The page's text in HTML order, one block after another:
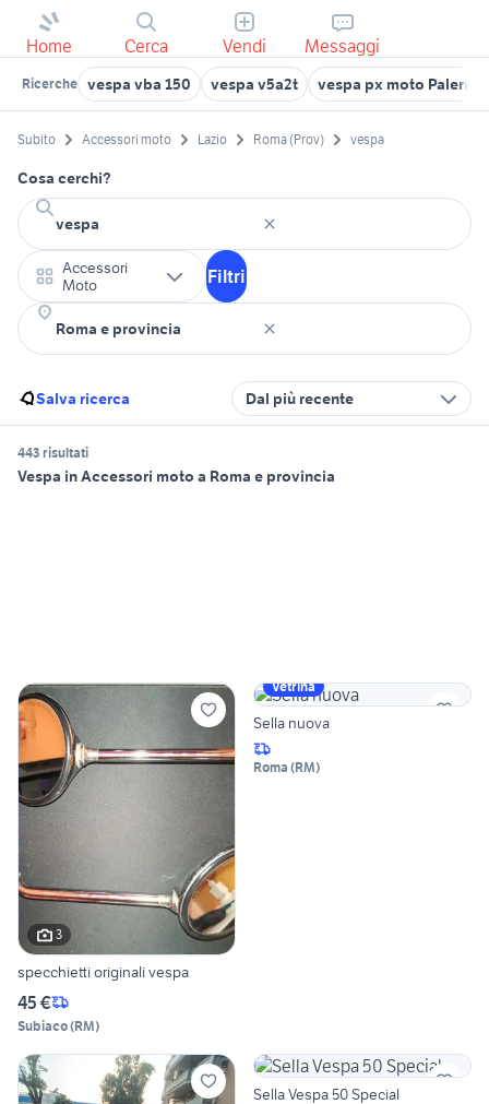
Home Cerca Vendi Messaggi
Ricerche vespa vba 150 vespa v5a2t vespa px moto
Subito Accessori moto Lazio Roma (Prov) vespa
Cosa cerchi?
Accessori
Moto
Filtri
Salva ricerca Dal più recente
443 risultati
Vespa in Accessori moto a Roma e provincia
3
specchietti originali vespa
45 €
Subiaco(RM)
Vetrina
Sella nuova
Roma (RM)
Sella Vespa 50 Special